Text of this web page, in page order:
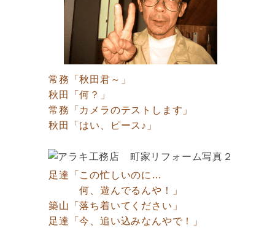
常務「秋田君～」
秋田「何？」
常務「カメラのテストします」
秋田「はい、ピース♪」
足達「この忙しいのに…
何、遊んでるんや！」
築山「落ち着いてください」
足達「今、追い込みなんやで！」